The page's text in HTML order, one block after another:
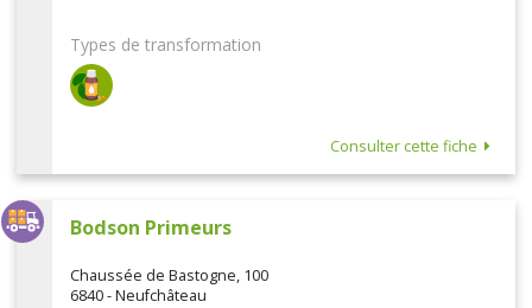
Types de transformation
Consulter cette fiche
Bodson Primeurs
Chaussée de Bastogne, 100
6840 - Neufchâteau